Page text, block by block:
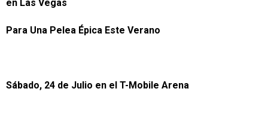
en Las Vegas
Para Una Pelea Épica Este Verano
Sábado, 24 de Julio en el T-Mobile Arena